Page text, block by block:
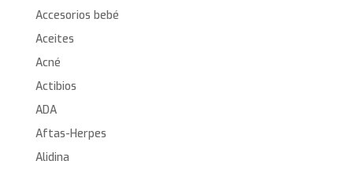
Accesorios bebé
Aceites
Acné
Actibios
ADA
Aftas-Herpes
Alidina